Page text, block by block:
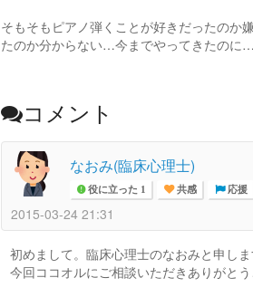
そもそもピアノ弾くことが好きだったのか
たのか分からない…今までやってきたの
コメント
なおみ(臨床心理士)
役に立った 1 共感 応援
2015-03-24 21:31
初めまして。臨床心理士のなおみと申しま
今回ココオルにご相談いただきありがとう